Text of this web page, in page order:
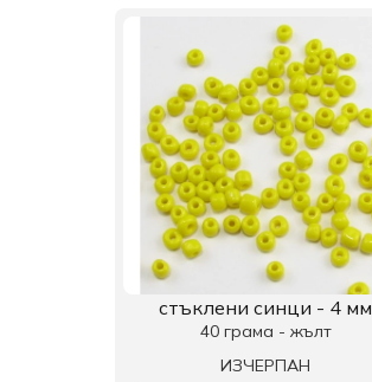
стъклени синци - 4 мм
40 грама - жълт
ИЗЧЕРПАН